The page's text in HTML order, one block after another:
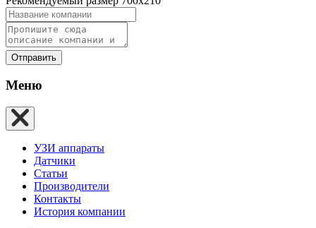
Отправить
Меню
УЗИ аппараты
Датчики
Статьи
Производители
Контакты
История компании